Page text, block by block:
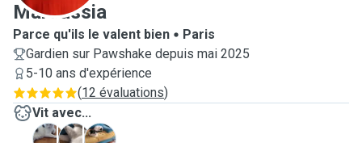
Maroussia
Parce qu'ils le valent bien
Paris
Gardien sur Pawshake depuis mai 2025
5-10 ans d'expérience
(12 évaluations)
Vit avec...
C
L
M